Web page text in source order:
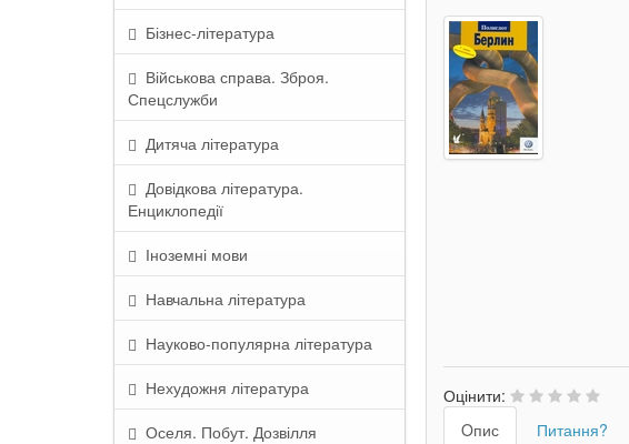
Бізнес-література
Військова справа. Зброя.
Спецслужби
Дитяча література
Довідкова література.
Енциклопедії
Іноземні мови
Навчальна література
Науково-популярна література
Нехудожня література
Оселя. Побут. Дозвілля
Оцінити:
Oпис
Питання?